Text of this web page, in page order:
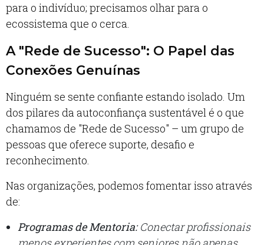
para o indivíduo; precisamos olhar para o
ecossistema que o cerca.
A "Rede de Sucesso": O Papel das
Conexões Genuínas
Ninguém se sente confiante estando isolado. Um
dos pilares da autoconfiança sustentável é o que
chamamos de "Rede de Sucesso" – um grupo de
pessoas que oferece suporte, desafio e
reconhecimento.
Nas organizações, podemos fomentar isso através
de:
Programas de Mentoria:Conectar profissionais